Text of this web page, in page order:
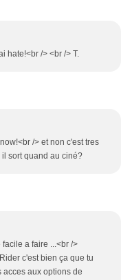
hate!<br /> <br /> T.
/> et non c'est tres
sort quand au ciné?
a faire ...<br />
c'est bien ça que tu
aux options de